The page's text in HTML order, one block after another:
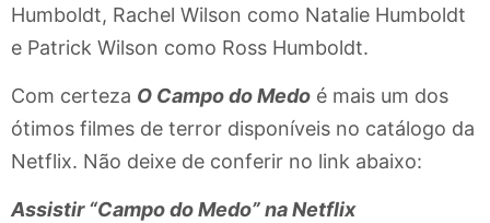
Humboldt, Rachel Wilson como Natalie Humboldt
e Patrick Wilson como Ross Humboldt.
Com certeza O Campo do Medo é mais um dos
ótimos filmes de terror disponíveis no catálogo da
Netflix. Não deixe de conferir no link abaixo:
Assistir “Campo do Medo” na Netflix